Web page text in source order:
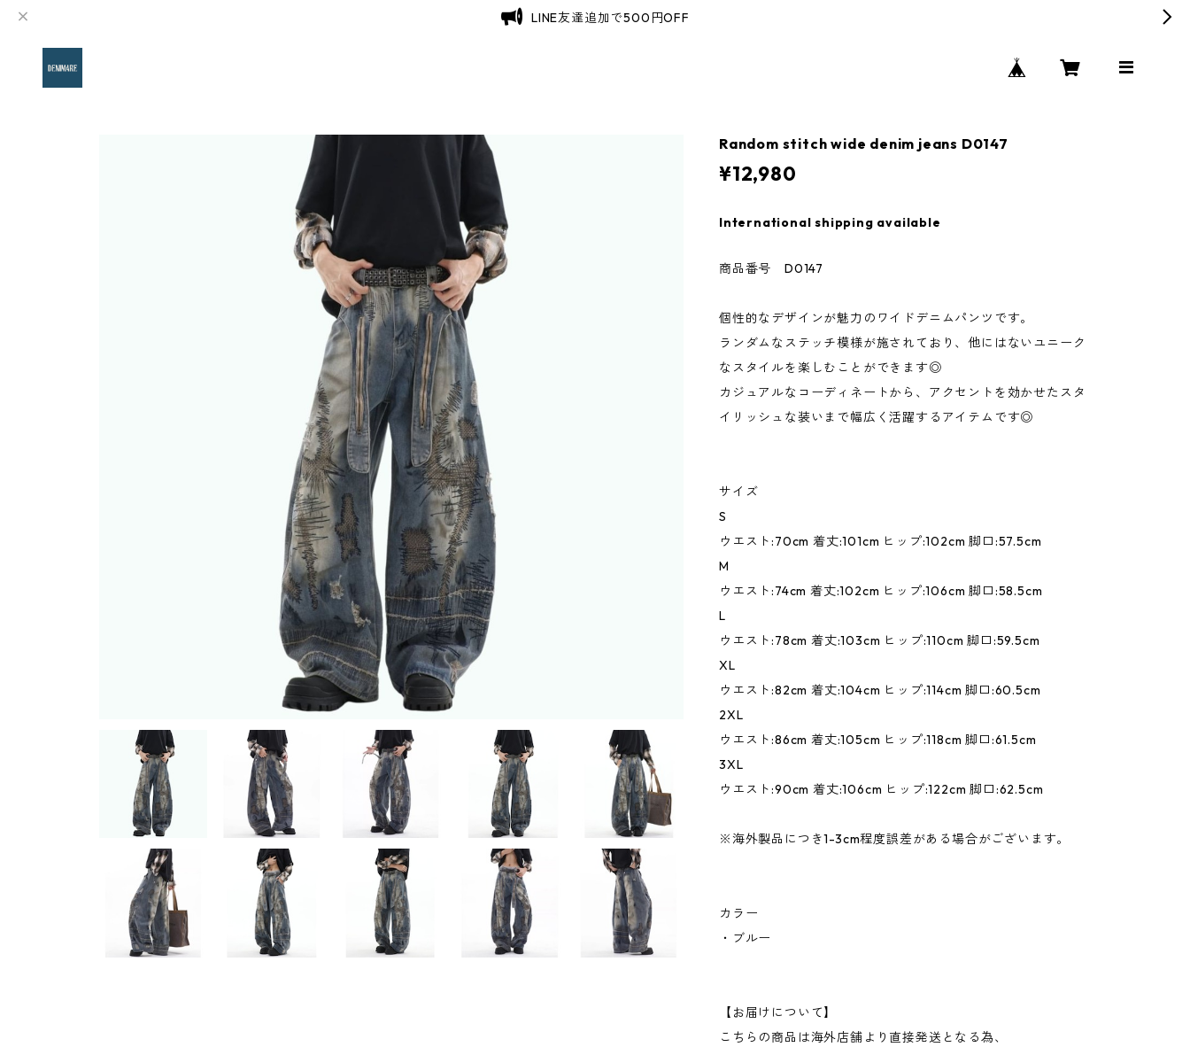
LINE友達追加で500円OFF
Random stitch wide denim jeans D0147
¥12,980
International shipping available
商品番号 D0147
個性的なデザインが魅力のワイドデニムパンツです。
ランダムなステッチ模様が施されており、他にはないユニーク
なスタイルを楽しむことができます◎
カジュアルなコーディネートから、アクセントを効かせたスタ
イリッシュな装いまで幅広く活躍するアイテムです◎
サイズ
S
ウエスト:70cm 着丈:101cm ヒップ:102cm 脚口:57.5cm
M
ウエスト:74cm 着丈:102cm ヒップ:106cm 脚口:58.5cm
L
ウエスト:78cm 着丈:103cm ヒップ:110cm 脚口:59.5cm
XL
ウエスト:82cm 着丈:104cm ヒップ:114cm 脚口:60.5cm
2XL
ウエスト:86cm 着丈:105cm ヒップ:118cm 脚口:61.5cm
3XL
ウエスト:90cm 着丈:106cm ヒップ:122cm 脚口:62.5cm
※海外製品につき1-3cm程度誤差がある場合がございます。
カラー
・ブルー
【お届けについて】
こちらの商品は海外店舗より直接発送となる為、